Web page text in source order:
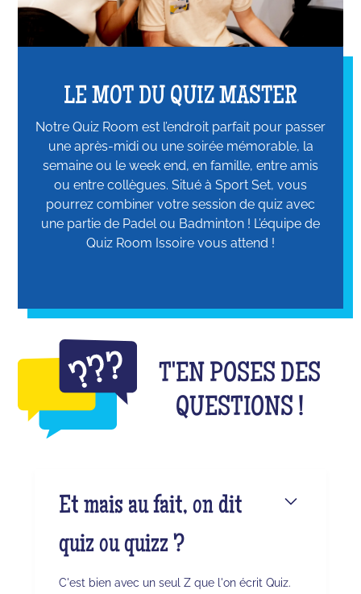
LE MOT DU QUIZ MASTER
Notre Quiz Room est l’endroit parfait pour passer
une après-midi ou une soirée mémorable, la
semaine ou le week end, en famille, entre amis
ou entre collègues. Situé à Sport Set, vous
pourrez combiner votre session de quiz avec
une partie de Padel ou Badminton ! L’équipe de
Quiz Room Issoire vous attend !
T'EN POSES DES
QUESTIONS !
Et mais au fait, on dit
quiz ou quizz ?
C'est bien avec un seul Z que l'on écrit Quiz.